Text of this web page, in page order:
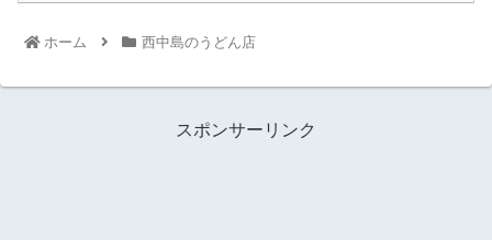
ホーム 西中島のうどん店
スポンサーリンク